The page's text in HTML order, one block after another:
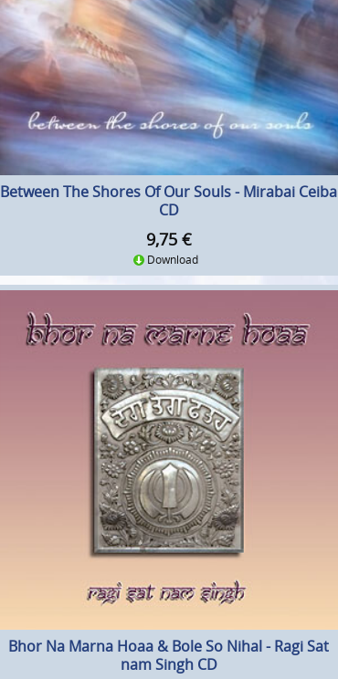
Between The Shores Of Our Souls - Mirabai Ceiba
CD
9,75 €
Download
Bhor Na Marna Hoaa & Bole So Nihal - Ragi Sat
nam Singh CD